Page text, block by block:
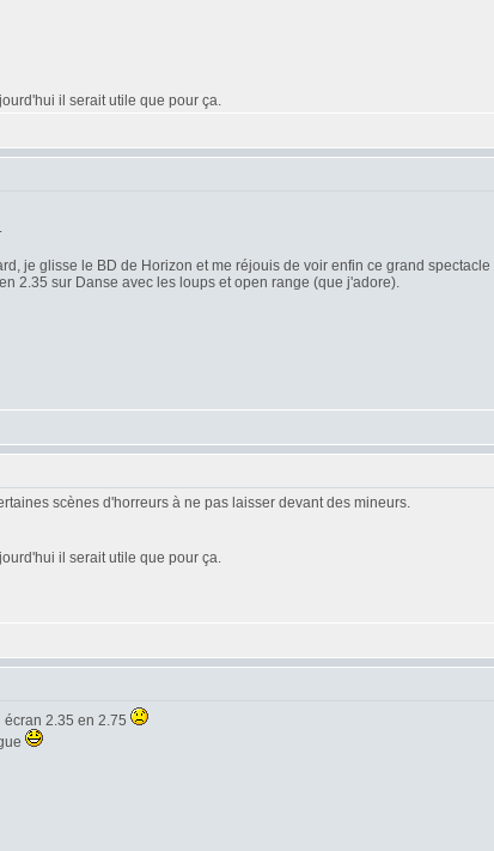
il serait utile que pour ça.
je glisse le BD de Horizon et me réjouis de voir enfin ce grand
2.35 sur Danse avec les loups et open range (que j'adore).
scènes d'horreurs à ne pas laisser devant des mineurs.
il serait utile que pour ça.
2.35 en 2.75